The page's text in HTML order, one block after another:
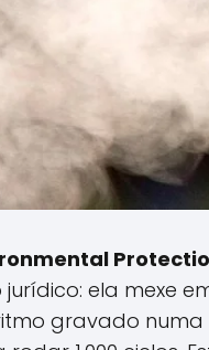
ela mexe
gravado numa